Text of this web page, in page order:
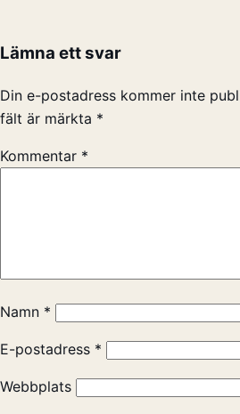
Lämna ett svar
Din e-postadress kommer inte
fält är märkta *
Kommentar *
Namn *
E-postadress *
Webbplats